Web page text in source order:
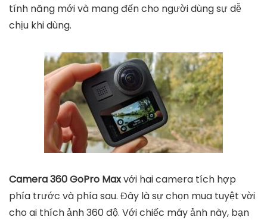
tính năng mới và mang đến cho người dùng sự dễ
chịu khi dùng.
Camera 360 GoPro Maxvới hai camera tích hợp
phía trước và phía sau. Đây là sự chọn mua tuyệt vời
cho ai thích ảnh 360 độ. Với chiếc máy ảnh này, bạn